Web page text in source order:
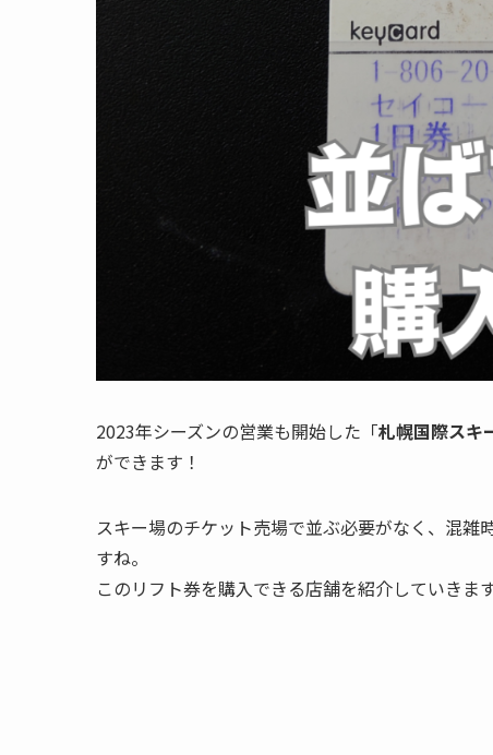
2023年シーズンの営業も開始した「札幌国際スキ
ができます！
スキー場のチケット売場で並ぶ必要がなく、混
すね。
このリフト券を購入できる店舗を紹介していきま